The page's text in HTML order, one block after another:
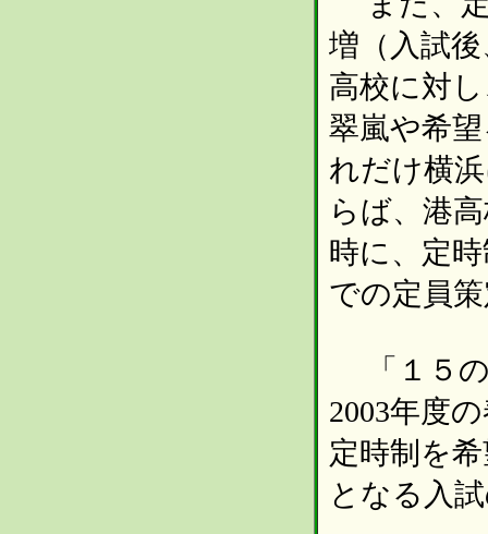
増（入試
高校に対
翠嵐や希
れだけ横
らば、港
時に、定
での定員
「１５の
2003年度
定時制を
となる入